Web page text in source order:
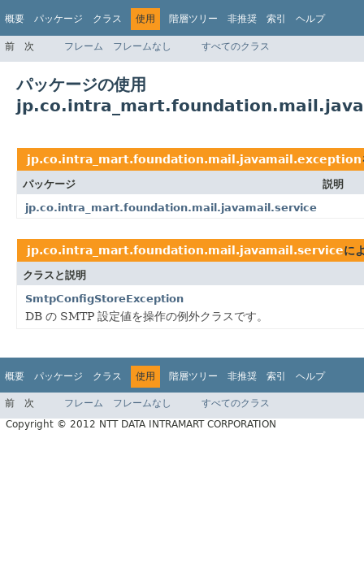
概要 パッケージ クラス 使用 階層ツリー 非推奨 索引 ヘルプ
前 次 フレーム フレームなし すべてのクラス
パッケージの使用
jp.co.intra_mart.foundation.mail.javamail.exception
パッケージ
説明
jp.co.intra_mart.foundation.mail.javamail.service
jp.co.intra_mart.foundation.mail.javamail.serviceに
クラスと説明
SmtpConfigStoreException
DB の SMTP 設定値を操作の例外クラスです。
概要 パッケージ クラス 使用 階層ツリー 非推奨 索引 ヘルプ
前 次 フレーム フレームなし
すべてのクラス
Copyright © 2012 NTT DATA INTRAMART CORPORATION